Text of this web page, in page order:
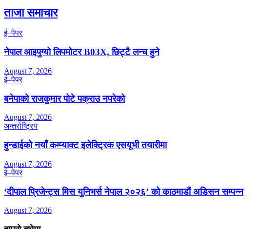
ताजा समाचार
ई–पेपर
नेपाल आइपुग्यो लिपमोटर B03X, छिट्टै लन्च हुने
August 7, 2026
ई–पेपर
बनेपाको राजकुमार पोटे पक्राउ नपरेको
August 7, 2026
अन्तर्राष्ट्रिय
हुन्डाईको नयाँ कम्प्याक्ट इलेक्ट्रिक एसयूभी तयारीमा
August 7, 2026
ई–पेपर
‘दीपाल प्रिजेन्ट्स मिस युनिभर्स नेपाल २०२६’ को काठमाडौं अडिसन सम्पन्न
August 7, 2026